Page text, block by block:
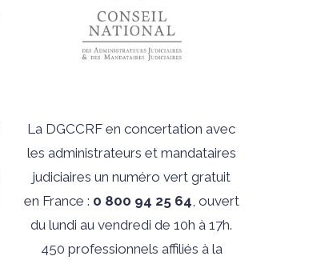
La DGCCRF en concertation avec
les administrateurs et mandataires
judiciaires un numéro vert gratuit
en France : 0 800 94 25 64, ouvert
du lundi au vendredi de 10h à 17h.
450 professionnels affiliés à la